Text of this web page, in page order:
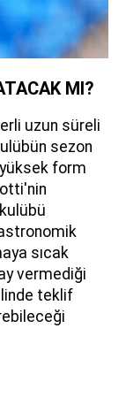
MI?
uzun süreli
sezon
form
sıcak
vermediği
teklif